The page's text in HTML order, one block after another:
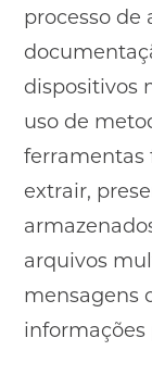
processo de
dispositivos
uso de
ferramentas
extrair,
arquivos
mensagens
informações